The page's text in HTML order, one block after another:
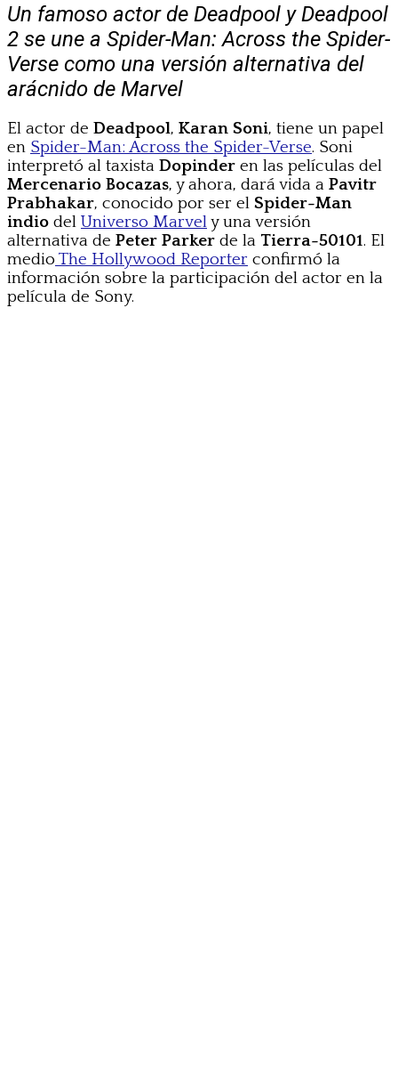
Un famoso actor de Deadpool y Deadpool
2 se une a Spider-Man: Across the Spider-
Verse como una versión alternativa del
arácnido de Marvel
El actor de Deadpool, Karan Soni, tiene un papel
en Spider-Man: Across the Spider-Verse. Soni
interpretó al taxista Dopinder en las películas del
Mercenario Bocazas, y ahora, dará vida a Pavitr
Prabhakar, conocido por ser el Spider-Man
indio del Universo Marvely una versión
alternativa de Peter Parker de la Tierra-50101. El
medioThe Hollywood Reporter confirmó la
información sobre la participación del actor en la
película de Sony.